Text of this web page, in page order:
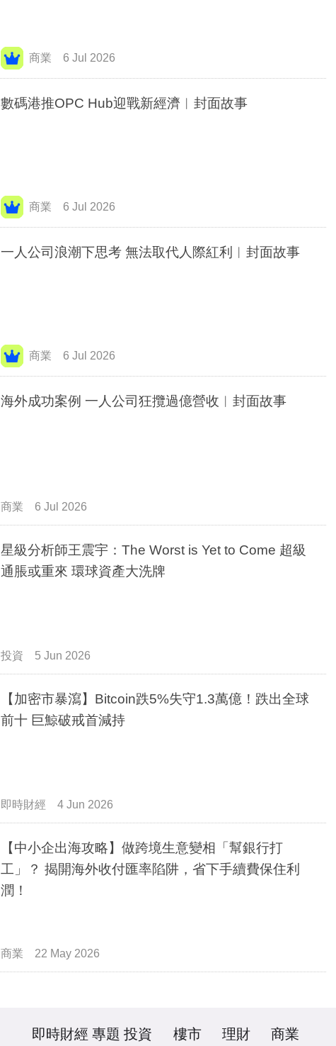
商業 6 Jul 2026
數碼港推OPC Hub迎戰新經濟︳封面故事
商業 6 Jul 2026
一人公司浪潮下思考 無法取代人際紅利︳封面故事
商業 6 Jul 2026
海外成功案例 一人公司狂攬過億營收︳封面故事
商業 6 Jul 2026
星級分析師王震宇：The Worst is Yet to Come 超級
通脹或重來 環球資產大洗牌
投資 5 Jun 2026
【加密市暴瀉】Bitcoin跌5%失守1.3萬億！跌出全球
前十 巨鯨破戒首減持
即時財經 4 Jun 2026
【中小企出海攻略】做跨境生意變相「幫銀行打
工」？ 揭開海外收付匯率陷阱，省下手續費保住利
潤！
商業 22 May 2026
即時財經 專題 投資 樓市 理財 商業